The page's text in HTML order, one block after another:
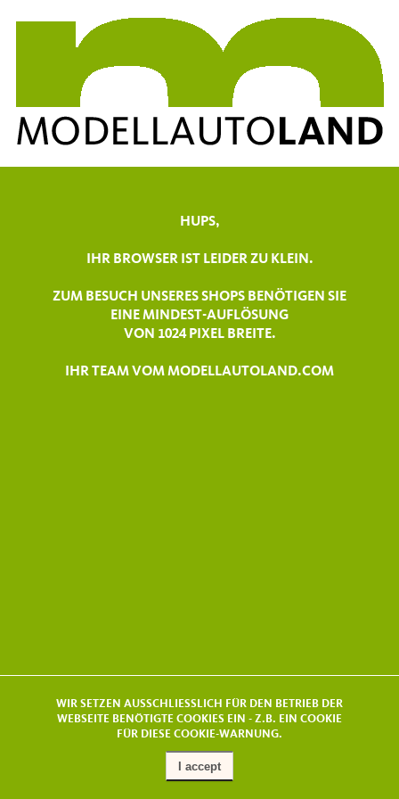
HUPS,
IHR BROWSER IST LEIDER ZU KLEIN.
ZUM BESUCH UNSERES SHOPS BENÖTIGEN SIE
EINE MINDEST-AUFLÖSUNG
VON 1024 PIXEL BREITE.
IHR TEAM VOM MODELLAUTOLAND.COM
WIR SETZEN AUSSCHLIESSLICH FÜR DEN BETRIEB DER
WEBSEITE BENÖTIGTE COOKIES EIN - Z.B. EIN COOKIE
FÜR DIESE COOKIE-WARNUNG.
I accept